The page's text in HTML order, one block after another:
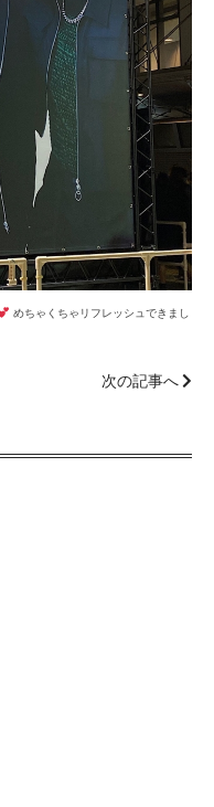
めちゃくちゃリフレッシュできまし
次の記事へ